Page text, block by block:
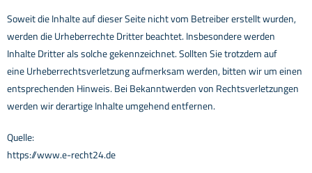
Soweit die Inhalte auf dieser Seite nicht vom Betreiber erstellt wurden,
werden die Urheberrechte Dritterbeachtet. Insbesondere werden
Inhalte Dritter als solche gekennzeichnet. Sollten Sie trotzdem auf
eineUrheberrechtsverletzung aufmerksam werden, bitten wir um einen
entsprechenden Hinweis. Bei Bekanntwerden von Rechtsverletzungen
werden wir derartige Inhalte umgehend entfernen.
Quelle:
https://www.e-recht24.de